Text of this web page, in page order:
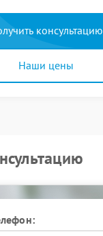
консультацию
Наши цены